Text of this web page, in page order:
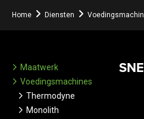
Home Diensten
Maatwerk
Voedingsmachines
Thermodyne
Monolith